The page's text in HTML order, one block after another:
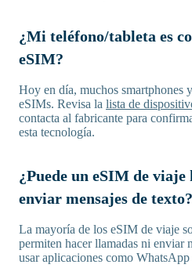
¿Mi teléfono/tableta es
eSIM?
Hoy en día, muchos smartphones
eSIMs. Revisa la lista de
contacta al fabricante para
esta tecnología.
¿Puede un eSIM de
enviar mensajes de texto?
La mayoría de los eSIM de viaje
permiten hacer llamadas ni enviar
usar aplicaciones como